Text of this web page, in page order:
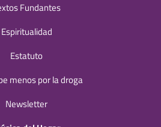
Fundantes
Espiritualidad
Estatuto
menos por la droga
Newsletter